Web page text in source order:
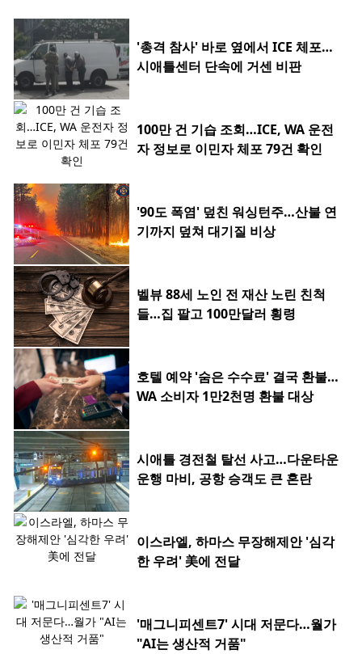
'총격 참사' 바로 옆에서 ICE 체포…
시애틀센터 단속에 거센 비판
100만 건 기습 조회…ICE, WA 운전
자 정보로 이민자 체포 79건 확인
'90도 폭염' 덮친 워싱턴주…산불 연
기까지 덮쳐 대기질 비상
벨뷰 88세 노인 전 재산 노린 친척
들…집 팔고 100만달러 횡령
호텔 예약 '숨은 수수료' 결국 환불…
WA 소비자 1만2천명 환불 대상
시애틀 경전철 탈선 사고…다운타운
운행 마비, 공항 승객도 큰 혼란
이스라엘, 하마스 무장해제안 '심각
한 우려' 美에 전달
'매그니피센트7' 시대 저문다…월가
"AI는 생산적 거품"